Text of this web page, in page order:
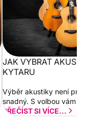
JAK VYBRAT
KYTARU
Výběr akustiky není pro
snadný. S volbou vám
PŘEČÍST SI VÍCE...